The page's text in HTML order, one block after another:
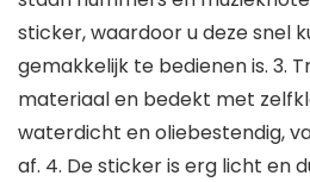
sticker, waardoor u deze snel
gemakkelijk te bedienen is. 3.
materiaal en bedekt met
waterdicht en oliebestendig,
af. 4. De sticker is erg licht en